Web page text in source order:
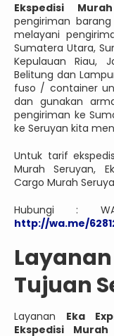
Ekspedisi
pengiriman
melayani
Sumatera Utara,
Kepulauan Riau,
Belitung dan
fuso / container
dan gunakan
pengiriman ke
ke Seruyan kita
Untuk tarif
Murah Seruyan,
Cargo Murah
Hubungi :
http://wa.me/
Tujuan
Layanan Eka
Ekspedisi